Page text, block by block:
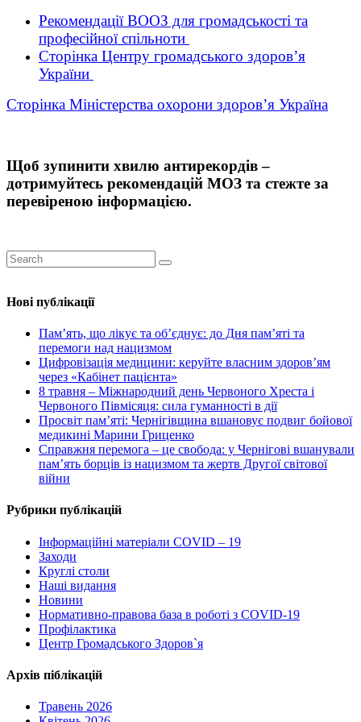
Рекомендації ВООЗ для громадськості та
професійної спільноти
Сторінка Центру громадського здоров’я
України
Сторінка Міністерства охорони здоров’я Україна
Щоб зупинити хвилю антирекордів –
дотримуйтесь рекомендацій МОЗ та стежте за
перевіреною інформацією.
Нові публікації
Пам’ять, що лікує та об’єднує: до Дня пам’яті та
перемоги над нацизмом
Цифровізація медицини: керуйте власним здоров’ям
через «Кабінет пацієнта»
8 травня – Міжнародний день Червоного Хреста і
Червоного Півмісяця: сила гуманності в дії
Просвіт пам’яті: Чернігівщина вшановує подвиг бойової
медикині Марини Гриценко
Справжня перемога – це свобода: у Чернігові вшанували
пам’ять борців із нацизмом та жертв Другої світової
війни
Рубрики публікацій
Інформаційні матеріали COVID – 19
Заходи
Круглі столи
Наші видання
Новини
Нормативно-правова база в роботі з COVID-19
Профілактика
Центр Громадського Здоров`я
Архів піблікацій
Травень 2026